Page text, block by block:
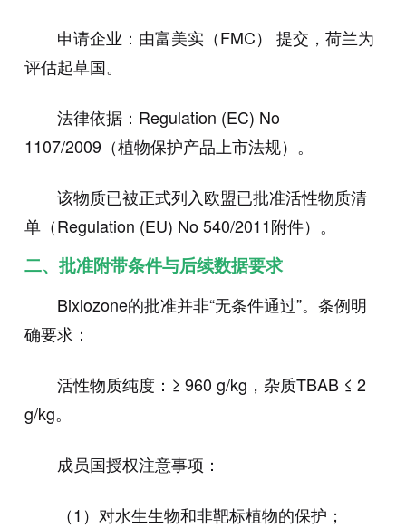
申请企业：由富美实（FMC） 提交，荷兰为
评估起草国。
法律依据：Regulation (EC) No
1107/2009（植物保护产品上市法规）。
该物质已被正式列入欧盟已批准活性物质清
单（Regulation (EU) No 540/2011附件）。
二、批准附带条件与后续数据要求
Bixlozone的批准并非“无条件通过”。条例明
确要求：
活性物质纯度：≥ 960 g/kg，杂质TBAB ≤ 2
g/kg。
成员国授权注意事项：
（1）对水生生物和非靶标植物的保护；